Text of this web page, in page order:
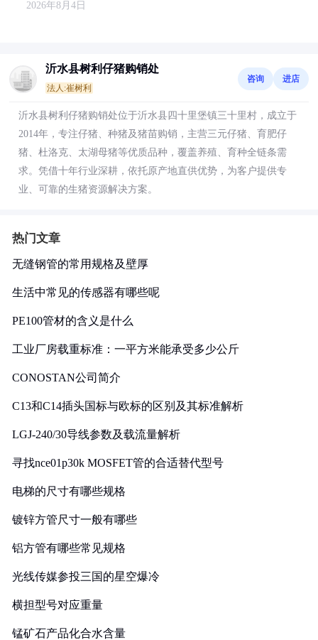
2026年8月4日
沂水县树利仔猪购销处
法人:崔树利
咨询 进店
沂水县树利仔猪购销处位于沂水县四十里堡镇三十里村，成立于
2014年，专注仔猪、种猪及猪苗购销，主营三元仔猪、育肥仔
猪、杜洛克、太湖母猪等优质品种，覆盖养殖、育种全链条需
求。凭借十年行业深耕，依托原产地直供优势，为客户提供专
业、可靠的生猪资源解决方案。
热门文章
无缝钢管的常用规格及壁厚
生活中常见的传感器有哪些呢
PE100管材的含义是什么
工业厂房载重标准：一平方米能承受多少公斤
CONOSTAN公司简介
C13和C14插头国标与欧标的区别及其标准解析
LGJ-240/30导线参数及载流量解析
寻找nce01p30k MOSFET管的合适替代型号
电梯的尺寸有哪些规格
镀锌方管尺寸一般有哪些
铝方管有哪些常见规格
光线传媒参投三国的星空爆冷
横担型号对应重量
锰矿石产品化合水含量